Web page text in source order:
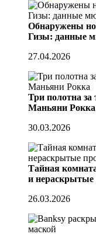
Обнаружены
Гизы: данные
27.04.2026
Три полотна
Маньяни Рокка
30.03.2026
Тайная
и нераскрытые
26.03.2026